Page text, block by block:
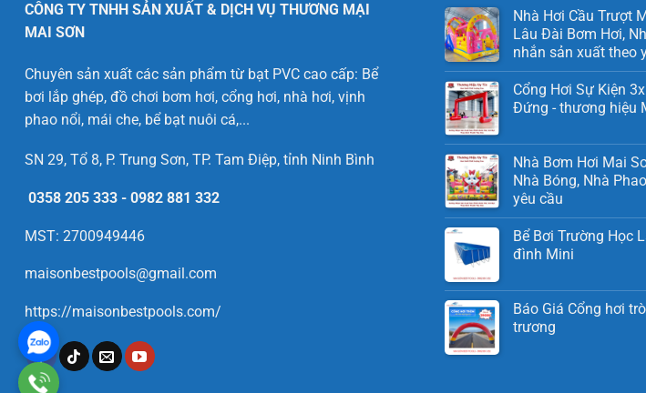
CÔNG TY TNHH SẢN XUẤT & DỊCH VỤ THƯƠNG MẠI
MAI SƠN
Chuyên sản xuất các sản phẩm từ bạt PVC cao cấp: Bể
bơi lắp ghép, đồ chơi bơm hơi, cổng hơi, nhà hơi, vịnh
phao nổi, mái che, bể bạt nuôi cá,...
SN 29, Tổ 8, P. Trung Sơn, TP. Tam Điệp, tỉnh Ninh Bình
0358 205 333 - 0982 881 332
MST: 2700949446
maisonbestpools@gmail.com
https://maisonbestpools.com/
Nhà Hơi Cầu Trượt
Lâu Đài Bơm Hơi,
nhắn sản xuất theo
Cổng Hơi Sự Kiện
Đứng - thương hiệu
Nhà Bơm Hơi Mai
Nhà Bóng, Nhà
yêu cầu
Bể Bơi Trường Học
đình Mini
Báo Giá Cổng hơi
trương